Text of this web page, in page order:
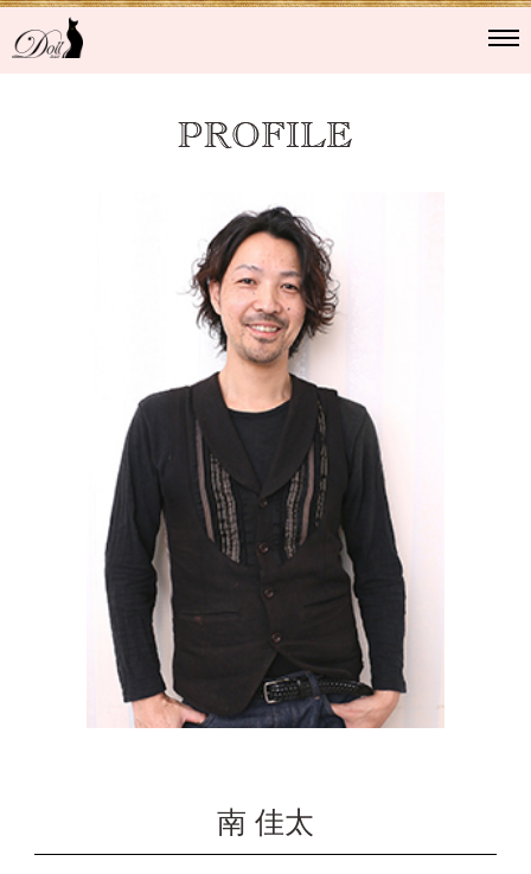
Doll hair（東心斎橋）
スタッフ
ヘアカタログ
Blog
メニュー
お問い合わせ
南 佳太